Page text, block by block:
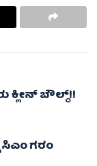
ಕ್ಲೀನ್ ಬೌಲ್ಡ್!!
ಸಿಎಂ ಗರಂ